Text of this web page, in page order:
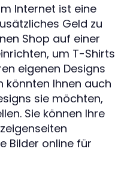
Internet ist eine
Geld zu
Shop auf einer
um T-Shirts
eigenen Designs
könnten Ihnen auch
sie möchten,
Sie können Ihre
Bilder online für